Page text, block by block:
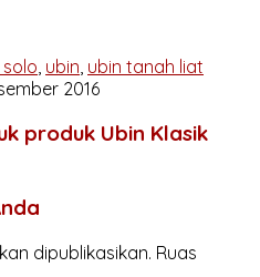
ubin ubin tanah liat
2016
produk Ubin Klasik
dipublikasikan. Ruas